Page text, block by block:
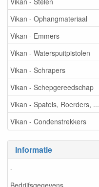
Vikan - Ophangmateriaal
Vikan - Emmers
Vikan - Waterspuitpistolen
Vikan - Schrapers
Vikan - Schepgereedschap
Vikan - Spatels, Roerders, ...
Vikan - Condenstrekkers
Informatie
-
Bedrijfsgegevens